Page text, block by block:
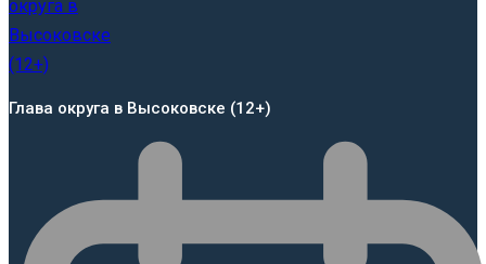
Глава округа в Высоковске (12+)